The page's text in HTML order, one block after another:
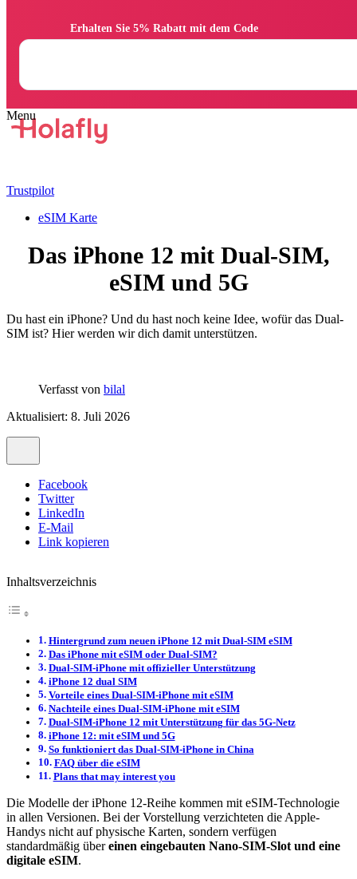
Trustpilot
eSIM Karte
Das iPhone 12 mit Dual-SIM,
eSIM und 5G
Du hast ein iPhone? Und du hast noch keine Idee, wofür das Dual-
SIM ist? Hier werden wir dich damit unterstützen.
Verfasst von bilal
Aktualisiert: 8. Juli 2026
Facebook
Twitter
LinkedIn
E-Mail
Link kopieren
Inhaltsverzeichnis
Hintergrund zum neuen iPhone 12 mit Dual-SIM eSIM
Das iPhone mit eSIM oder Dual-SIM?
Dual-SIM-iPhone mit offizieller Unterstützung
iPhone 12 dual SIM
Vorteile eines Dual-SIM-iPhone mit eSIM
Nachteile eines Dual-SIM-iPhone mit eSIM
Dual-SIM-iPhone 12 mit Unterstützung für das 5G-Netz
iPhone 12: mit eSIM und 5G
So funktioniert das Dual-SIM-iPhone in China
FAQ über die eSIM
Plans that may interest you
Die Modelle der iPhone 12-Reihe kommen mit eSIM-Technologie
in allen Versionen. Bei der Vorstellung verzichteten die Apple-
Handys nicht auf physische Karten, sondern verfügen
standardmäßig übereinen eingebauten Nano-SIM-Slot und eine
digitale eSIM.